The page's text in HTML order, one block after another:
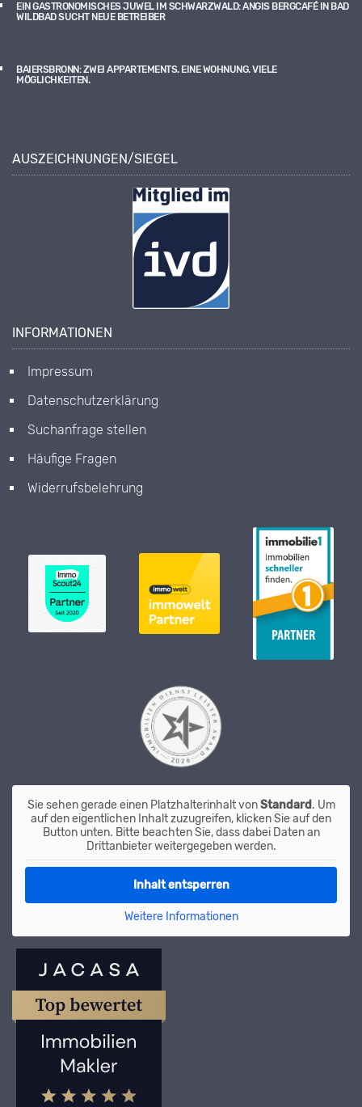
EIN GASTRONOMISCHES JUWEL IM SCHWARZWALD: ANGIS BERGCAFÉ IN BAD
WILDBAD SUCHT NEUE BETREIBER
BAIERSBRONN: ZWEI APPARTEMENTS. EINE WOHNUNG. VIELE
MÖGLICHKEITEN.
AUSZEICHNUNGEN/SIEGEL
INFORMATIONEN
Impressum
Datenschutzerklärung
Suchanfrage stellen
Häufige Fragen
Widerrufsbelehrung
Sie sehen gerade einen Platzhalterinhalt vonStandard . Um
auf den eigentlichen Inhalt zuzugreifen, klicken Sie auf den
Button unten. Bitte beachten Sie, dass dabei Daten an
Drittanbieter weitergegeben werden.
Inhalt entsperren
Weitere Informationen